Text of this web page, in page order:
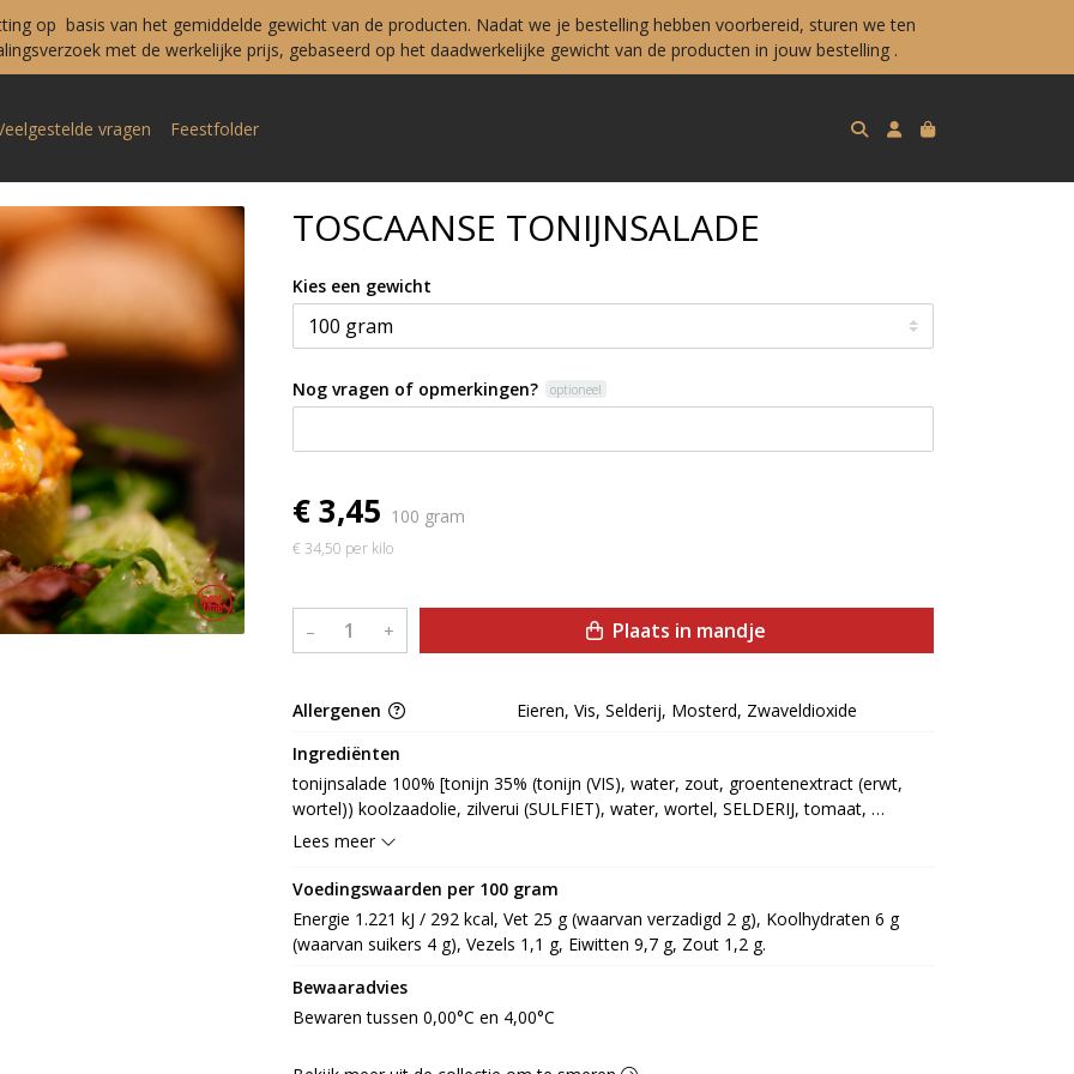
op basis van het gemiddelde gewicht van de producten. Nadat we je bestelling hebben voorbereid, sturen we ten
met de werkelijke prijs, gebaseerd op het daadwerkelijke gewicht van de producten in jouw bestelling .
vragen Feestfolder
TOSCAANSE TONIJNSALADE
Kies een gewicht
Nog vragen of opmerkingen? optioneel
€ 3,45 100 gram
€ 34,50 per kilo
– + Plaats in mandje
Allergenen
Eieren, Vis, Selderij, Mosterd, Zwaveldioxide
Ingrediënten
tonijnsalade 100% [tonijn 35% (tonijn (VIS), water, zout, groentenextract (erwt,
wortel)) koolzaadolie, zilverui (SULFIET), water, wortel, SELDERIJ, tomaat,
gedroogde tomaat, suiker, EIgeel, ui, azijn, melasse, tamarinde, gember, specerij,
aardappel, knoflook, citroensap, gistextract, kleurstof: E160c, voedingszuur: E260,
E270, E330, zuurteregelaar: E262, E325, stabilisator: E412, conserveermiddel:
E202]
Lees meer
Voedingswaarden per 100 gram
Energie 1.221 kJ / 292 kcal, Vet 25 g (waarvan verzadigd 2 g), Koolhydraten 6 g
(waarvan suikers 4 g), Vezels 1,1 g, Eiwitten 9,7 g, Zout 1,2 g.
Bewaaradvies
Bewaren tussen 0,00°C en 4,00°C